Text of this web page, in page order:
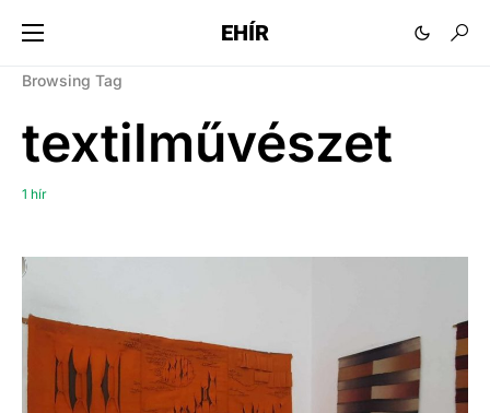
EHÍR
Browsing Tag
textilművészet
1 hír